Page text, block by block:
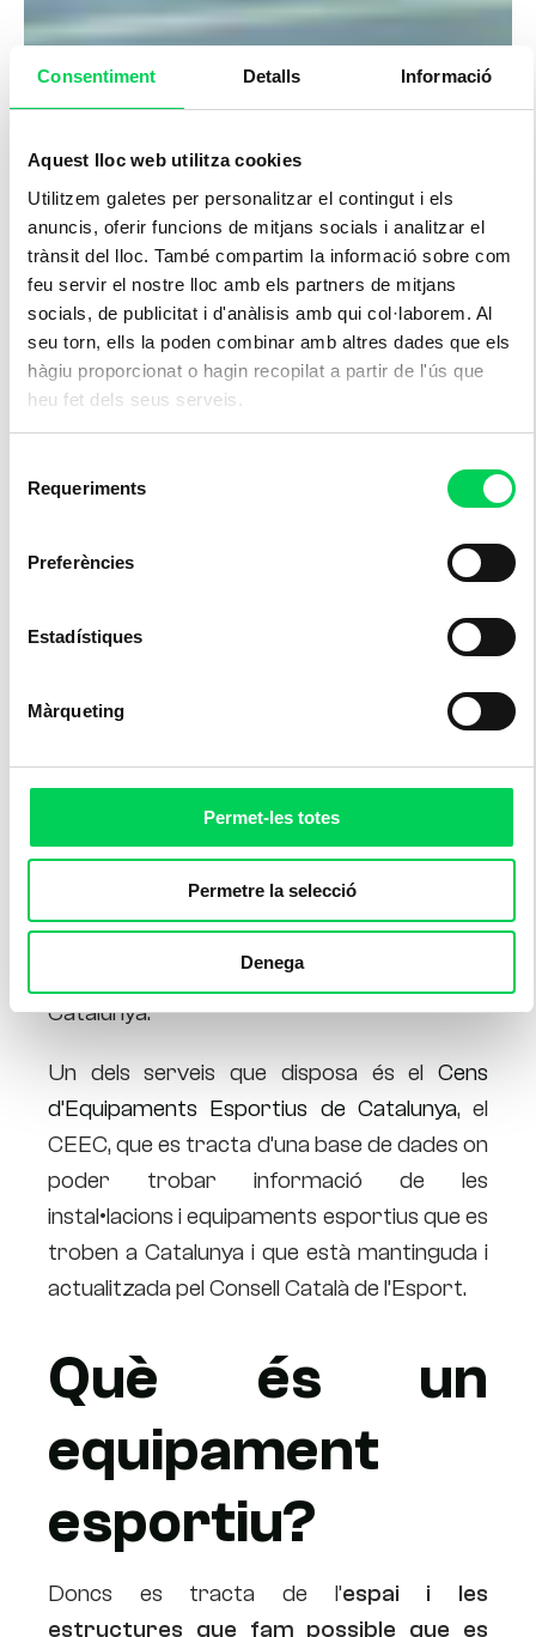
Consentiment Detalls Informació
Aquest lloc web utilitza cookies
Utilitzem galetes per personalitzar el contingut i els
anuncis, oferir funcions de mitjans socials i analitzar el
trànsit del lloc. També compartim la informació sobre com
feu servir el nostre lloc amb els partners de mitjans
socials, de publicitat i d'anàlisis amb qui col·laborem. Al
seu torn, ells la poden combinar amb altres dades que els
hàgiu proporcionat o hagin recopilat a partir de l'ús que
heu fet dels seus serveis.
Requeriments
Preferències
Estadístiques
Màrqueting
Permet-les totes
Permetre la selecció
Denega
La Secretaria General de l’Esport és un
organisme que depèn del Departament de
la Presidència de la Generalitat de
Catalunya.
Un dels serveis que disposa és el Cens
d’Equipaments Esportius de Catalunya, el
CEEC, que es tracta d’una base de dades on
poder trobar informació de les
instal•lacions i equipaments esportius que es
troben a Catalunya i que està mantinguda i
actualitzada pel Consell Català de l’Esport.
Què és un
equipament
esportiu?
Doncs es tracta de l’espai i les
estructures que fam possible que es